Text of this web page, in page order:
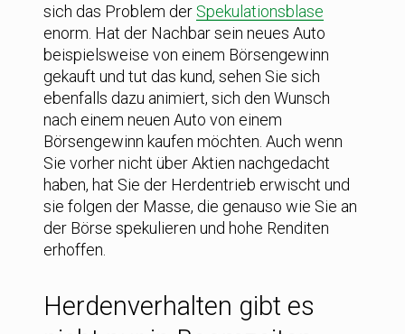
sich das Problem der Spekulationsblase
enorm. Hat der Nachbar sein neues Auto
beispielsweise von einem Börsengewinn
gekauft und tut das kund, sehen Sie sich
ebenfalls dazu animiert, sich den Wunsch
nach einem neuen Auto von einem
Börsengewinn kaufen möchten. Auch wenn
Sie vorher nicht über Aktien nachgedacht
haben, hat Sie der Herdentrieb erwischt und
sie folgen der Masse, die genauso wie Sie an
der Börse spekulieren und hohe Renditen
erhoffen.
Herdenverhalten gibt es